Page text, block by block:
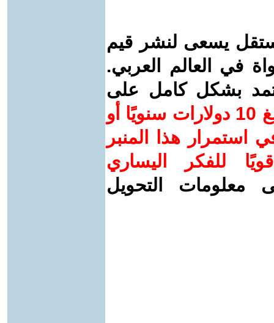
يسعى لنشر قيم
في العالم العربي.
بشكل كامل على
ساهم/ي معنا! بدعمكم بمبلغ 10 دولارات سنويًا أو
استمرار هذا المنبر
للفكر اليساري
معلومات التحويل